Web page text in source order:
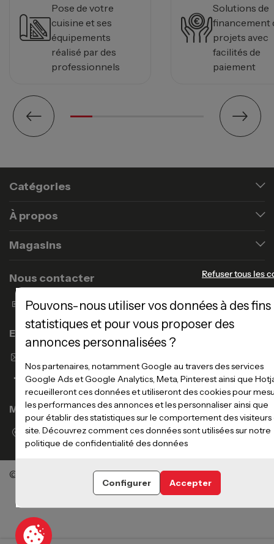
Pose de votre
cuisine et ses
équipements
réalisé par des
professionnels
Solutions de
financement
projets avec
facilités de
paiement
Catégories
À propos
Magasins
Nous contacter
Formulaire de contact
Enseigne Atlas Home
Magasins
Voir la liste des magasins
©Meubles Atlas / Atlas NewcoTous droits réservés
Refuser tous les
Pouvons-nous utiliser vos données à des fins
statistiques et pour vous proposer des
annonces personnalisées ?
Nos partenaires, notamment Google au travers des services
Google Ads et Google Analytics, Meta, Pinterest ainsi que
recueilleront ces données et utiliseront des cookies pour
les performances des annonces et les personnaliser ainsi que
pour établir des statistiques sur le comportement des visiteurs
site. Découvrez comment ces données sont utilisées sur notre
politique de confidentialité des données
Configurer Accepter